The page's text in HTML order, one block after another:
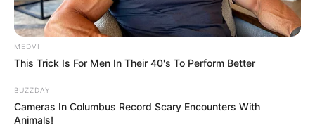
BRAINBERRIES
Clothes And Shoes Are The Real Challenges For
This Family!
BRAINBERRIES
MEDVI
This Trick Is For Men In Their 40's To Perform Better
BUZZDAY
Cameras In Columbus Record Scary Encounters With
Animals!